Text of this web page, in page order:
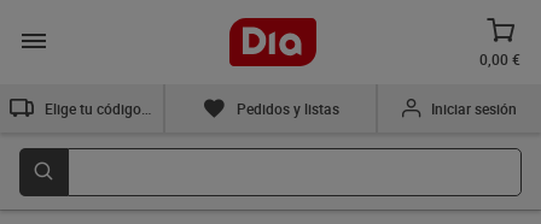
0,00 €
Pedidos y listas Iniciar sesión